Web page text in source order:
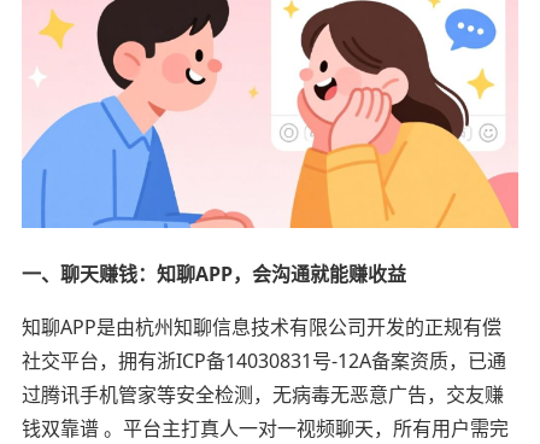
一、聊天赚钱：知聊APP，会沟通就能赚收益
知聊APP是由杭州知聊信息技术有限公司开发的正规有偿
社交平台，拥有浙ICP备14030831号-12A备案资质，已通
过腾讯手机管家等安全检测，无病毒无恶意广告，交友赚
钱双靠谱 。平台主打真人一对一视频聊天，所有用户需完